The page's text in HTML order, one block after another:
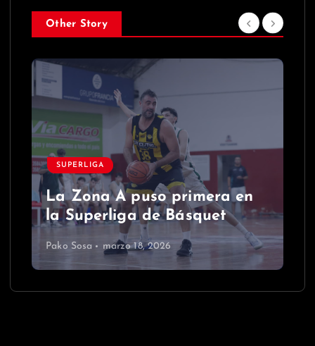
Other Story
SUPERLIGA
La Zona A puso primera en
la Superliga de Básquet
Pako Sosa marzo 18, 2026